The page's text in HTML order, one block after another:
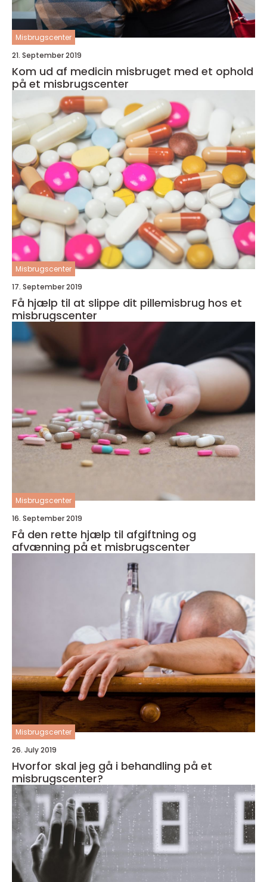
Misbrugscenter
21. September 2019
Kom ud af medicin misbruget med et ophold
på et misbrugscenter
Misbrugscenter
17. September 2019
Få hjælp til at slippe dit pillemisbrug hos et
misbrugscenter
Misbrugscenter
16. September 2019
Få den rette hjælp til afgiftning og
afvænning på et misbrugscenter
Misbrugscenter
26. July 2019
Hvorfor skal jeg gå i behandling på et
misbrugscenter?